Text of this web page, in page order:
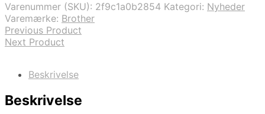
Varenummer (SKU): 2f9c1a0b2854 Kategori: Nyheder
Varemærke: Brother
Previous Product
Next Product
Beskrivelse
Beskrivelse